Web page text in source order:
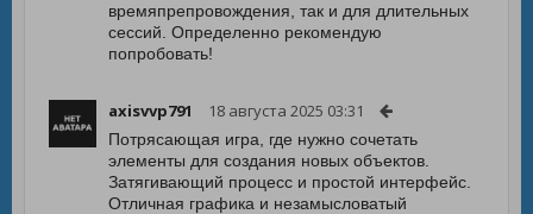
времяпрепровождения, так и для длительных
сессий. Определенно рекомендую
попробовать!
axisvvp791 18 августа 2025 03:31
Потрясающая игра, где нужно сочетать
элементы для создания новых объектов.
Затягивающий процесс и простой интерфейс.
Отличная графика и незамысловатый